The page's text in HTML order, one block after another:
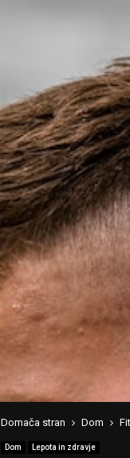
Domača stran Dom
Dom Lepota in zdravje